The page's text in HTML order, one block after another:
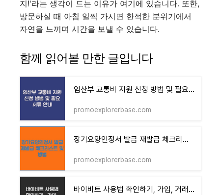
지!'라는 생각이 드는 이유가 여기에 있습니다. 또한,
방문하실 때 아침 일찍 가시면 한적한 분위기에서
자연을 느끼며 시간을 보낼 수 있습니다.
함께 읽어볼 만한 글입니다
임산부 교통비 지원 신청 방법 및 필요 서류 안내
promoexplorerbase.com
장기요양인정서 발급 재발급 체크리스트 및 방법
promoexplorerbase.com
바이비트 사용법 확인하기, 가입, 거래소 설정 및 수수료 안내